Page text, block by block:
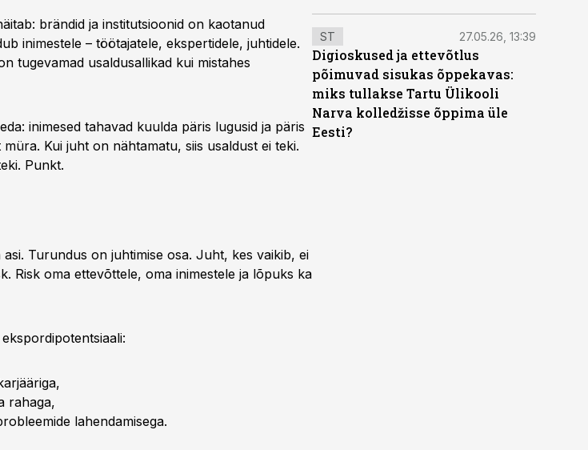
brändid ja institutsioonid on kaotanud
inimestele – töötajatele, ekspertidele, juhtidele.
tugevamad usaldusallikad kui mistahes
inimesed tahavad kuulda päris lugusid ja päris
Kui juht on nähtamatu, siis usaldust ei teki.
Punkt.
ST 27.05.26, 13:39
Digioskused ja ettevõtlus
põimuvad sisukas õppekavas:
miks tullakse Tartu Ülikooli
Narva kolledžisse õppima üle
Eesti?
Turundus on juhtimise osa. Juht, kes vaikib, ei
Risk oma ettevõttele, oma inimestele ja lõpuks ka
rahaga,
lahendamisega.